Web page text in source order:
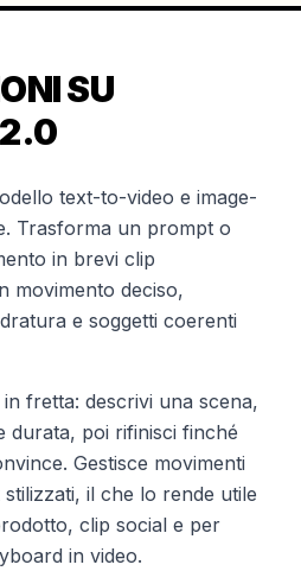
SU
2.0
text-to-video e image-
Trasforma un prompt o
in brevi clip
movimento deciso,
e soggetti coerenti
fretta: descrivi una scena,
durata, poi rifinisci finché
Gestisce movimenti
il che lo rende utile
clip social e per
in video.